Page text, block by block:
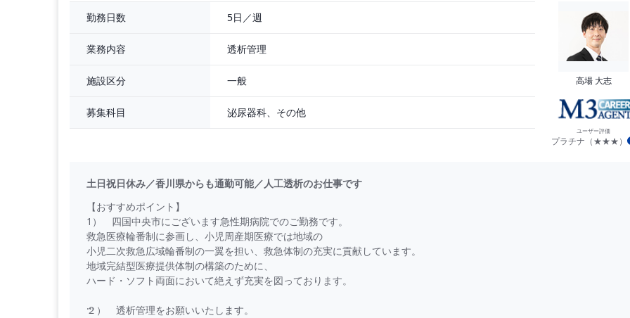
勤務日数 5日／週
業務内容 透析管理
施設区分 一般
募集科目 泌尿器科、その他
高場 大志
ユーザー評価
プラチナ（★★★）
土日祝日休み／香川県からも通勤可能／人工透析のお仕事です
【おすすめポイント】
1） 四国中央市にございます急性期病院でのご勤務です。
救急医療輪番制に参画し、小児周産期医療では地域の
小児二次救急広域輪番制の一翼を担い、救急体制の充実に貢献しています。
地域完結型医療提供体制の構築のために、
ハード・ソフト両面において絶えず充実を図っております。
２） 透析管理をお願いいたします。